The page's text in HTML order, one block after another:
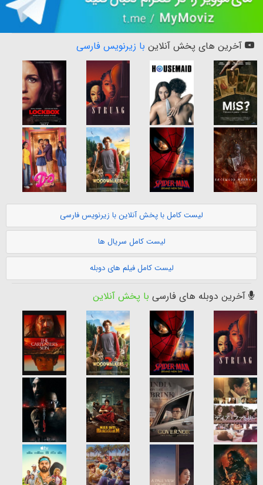
آخرین های پخش آنلاین با زیرنویس فارسی
لیست کامل با پخش آنلاین با زیرنویس فارسی
لیست کامل سریال ها
لیست کامل فیلم های دوبله
آخرین دوبله های فارسی با پخش آنلاین